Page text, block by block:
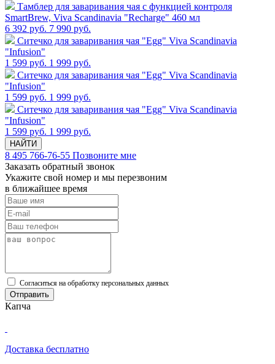
Тамблер для заваривания чая с функцией контроля
SmartBrew, Viva Scandinavia "Recharge" 460 мл
6 392 руб. 7 990 руб.
Cитечко для заваривания чая "Egg" Viva Scandinavia
"Infusion"
1 599 руб. 1 999 руб.
Cитечко для заваривания чая "Egg" Viva Scandinavia
"Infusion"
1 599 руб. 1 999 руб.
Cитечко для заваривания чая "Egg" Viva Scandinavia
"Infusion"
1 599 руб. 1 999 руб.
НАЙТИ
8 495 766-76-55 Позвоните мне
Заказать обратный звонок
Укажите свой номер и мы перезвоним
в ближайшее время
Cогласиться на обработку персональных данных
Отправить
Капча
Доставка бесплатно